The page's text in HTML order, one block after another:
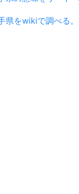
県をwikiで調べる。